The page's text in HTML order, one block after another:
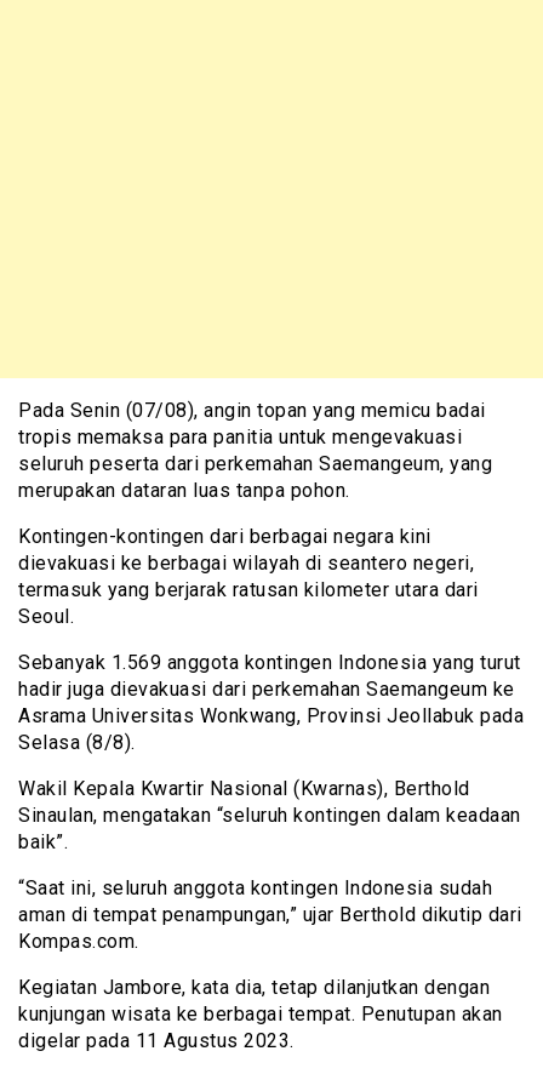
Pada Senin (07/08), angin topan yang memicu badai
tropis memaksa para panitia untuk mengevakuasi
seluruh peserta dari perkemahan Saemangeum, yang
merupakan dataran luas tanpa pohon.
Kontingen-kontingen dari berbagai negara kini
dievakuasi ke berbagai wilayah di seantero negeri,
termasuk yang berjarak ratusan kilometer utara dari
Seoul.
Sebanyak 1.569 anggota kontingen Indonesia yang turut
hadir juga dievakuasi dari perkemahan Saemangeum ke
Asrama Universitas Wonkwang, Provinsi Jeollabuk pada
Selasa (8/8).
Wakil Kepala Kwartir Nasional (Kwarnas), Berthold
Sinaulan, mengatakan “seluruh kontingen dalam keadaan
baik”.
“Saat ini, seluruh anggota kontingen Indonesia sudah
aman di tempat penampungan,” ujar Berthold dikutip dari
Kompas.com.
Kegiatan Jambore, kata dia, tetap dilanjutkan dengan
kunjungan wisata ke berbagai tempat. Penutupan akan
digelar pada 11 Agustus 2023.